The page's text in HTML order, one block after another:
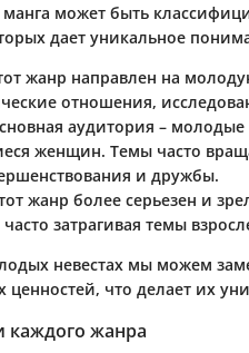
манга может быть
дает уникальное
жанр направлен на
отношения,
аудитория –
женщин. Темы часто
и дружбы.
жанр более серьезен и
затрагивая темы
невестах мы можем
ценностей, что делает их
каждого жанра